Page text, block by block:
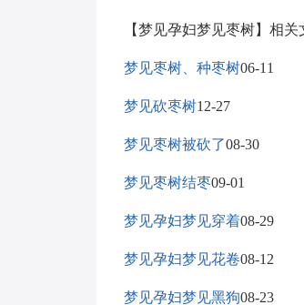
【梦见孕妇梦见枣树】相关
梦见枣树、种枣树06-11
梦见砍枣树12-27
梦见枣树被砍了08-30
梦见枣树结枣09-01
梦见孕妇梦见穿着08-29
梦见孕妇梦见花卷08-12
梦见孕妇梦见黑狗08-23